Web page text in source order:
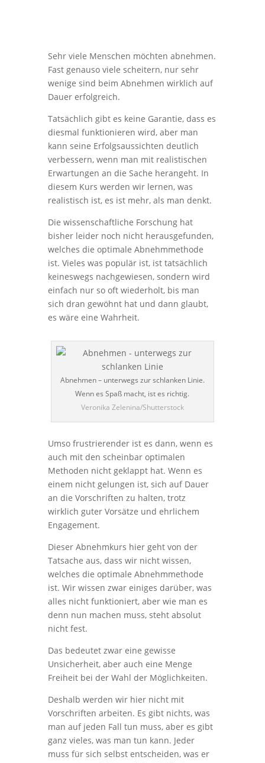
Sehr viele Menschen möchten abnehmen.
Fast genauso viele scheitern, nur sehr
wenige sind beim Abnehmen wirklich auf
Dauer erfolgreich.
Tatsächlich gibt es keine Garantie, dass es
diesmal funktionieren wird, aber man
kann seine Erfolgsaussichten deutlich
verbessern, wenn man mit realistischen
Erwartungen an die Sache herangeht. In
diesem Kurs werden wir lernen, was
realistisch ist, es ist mehr, als man denkt.
Die wissenschaftliche Forschung hat
bisher leider noch nicht herausgefunden,
welches die optimale Abnehmmethode
ist. Vieles was populär ist, ist tatsächlich
keineswegs nachgewiesen, sondern wird
einfach nur so oft wiederholt, bis man
sich dran gewöhnt hat und dann glaubt,
es wäre eine Wahrheit.
Abnehmen – unterwegs zur schlanken Linie.
Wenn es Spaß macht, ist es richtig.
Veronika Zelenina/Shutterstock
Umso frustrierender ist es dann, wenn es
auch mit den scheinbar optimalen
Methoden nicht geklappt hat. Wenn es
einem nicht gelungen ist, sich auf Dauer
an die Vorschriften zu halten, trotz
wirklich guter Vorsätze und ehrlichem
Engagement.
Dieser Abnehmkurs hier geht von der
Tatsache aus, dass wir nicht wissen,
welches die optimale Abnehmmethode
ist. Wir wissen zwar einiges darüber, was
alles nicht funktioniert, aber wie man es
denn nun machen muss, steht absolut
nicht fest.
Das bedeutet zwar eine gewisse
Unsicherheit, aber auch eine Menge
Freiheit bei der Wahl der Möglichkeiten.
Deshalb werden wir hier nicht mit
Vorschriften arbeiten. Es gibt nichts, was
man auf jeden Fall tun muss, aber es gibt
ganz vieles, was man tun kann. Jeder
muss für sich selbst entscheiden, was er